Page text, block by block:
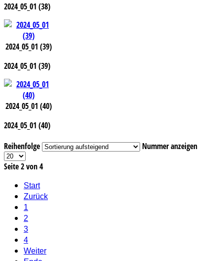
2024_05_01 (38)
2024_05_01 (39)
2024_05_01 (39)
2024_05_01 (40)
2024_05_01 (40)
Reihenfolge
Nummer anzeigen
Seite 2 von 4
Start
Zurück
1
2
3
4
Weiter